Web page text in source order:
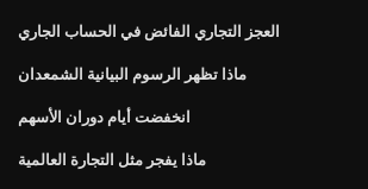
العجز التجاري الفائض في الحساب الجاري
ماذا تظهر الرسوم البيانية الشمعدان
انخفضت أيام دوران الأسهم
ماذا يفجر مثل التجارة العالمية